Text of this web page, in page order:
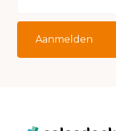
Aanmelden